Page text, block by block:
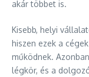
akár többet is.
Kisebb, helyi
hiszen ezek a
működnek.
légkör, és a